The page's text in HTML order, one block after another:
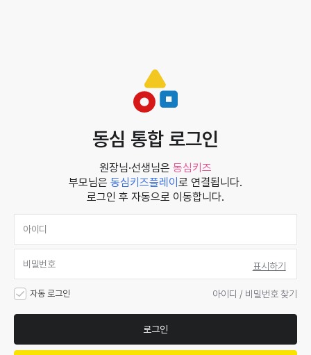
동심 통합 로그인
원장님·선생님은 동심키즈
부모님은 동심키즈플레이 로 연결됩니다.
로그인 후 자동으로 이동합니다.
표시하기
자동 로그인 아이디 / 비밀번호 찾기
로그인